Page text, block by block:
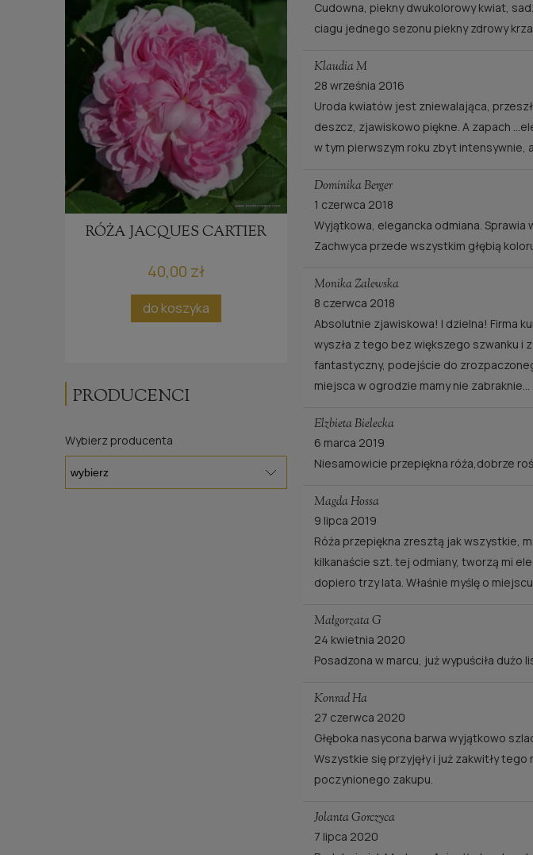
RÓŻA JACQUES CARTIER
40,00 zł
do koszyka
RÓŻA PAROLE®
powiadom o dostępności
PRODUCENCI
Wybierz producenta
Cudowna, piekny dwukolorowy kwiat,
ciagu jednego sezonu piekny zdrowy
Klaudia M
28 września 2016
Uroda kwiatów jest zniewalająca,
deszcz, zjawiskowo piękne. A zapach
w tym pierwszym roku zbyt intensywnie,
Dominika Berger
1 czerwca 2018
Wyjątkowa, elegancka odmiana.
Zachwyca przede wszystkim głębią
Monika Zalewska
8 czerwca 2018
Absolutnie zjawiskowa! I dzielna! Firma
wyszła z tego bez większego szwanku i
fantastyczny, podejście do
miejsca w ogrodzie mamy nie zabraknie...
Elzbieta Bielecka
6 marca 2019
Niesamowicie przepiękna róża,dobrze
Magda Hossa
9 lipca 2019
Róża przepiękna zresztą jak wszystkie,
kilkanaście szt. tej odmiany, tworzą mi
dopiero trzy lata. Właśnie myślę o
Małgorzata G
24 kwietnia 2020
Posadzona w marcu, już wypuściła
Konrad Ha
27 czerwca 2020
Głęboka nasycona barwa wyjątkowo
Wszystkie się przyjęły i już zakwitły
poczynionego zakupu.
Jolanta Gorczyca
7 lipca 2020